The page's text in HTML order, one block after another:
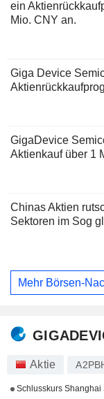
ein
Mio. CNY an.
Giga Device
GigaDevice
Aktienkauf über 1
Chinas Aktien
Sektoren im Sog
Mehr Börsen-
Aktie
Schlusskurs Shanghai